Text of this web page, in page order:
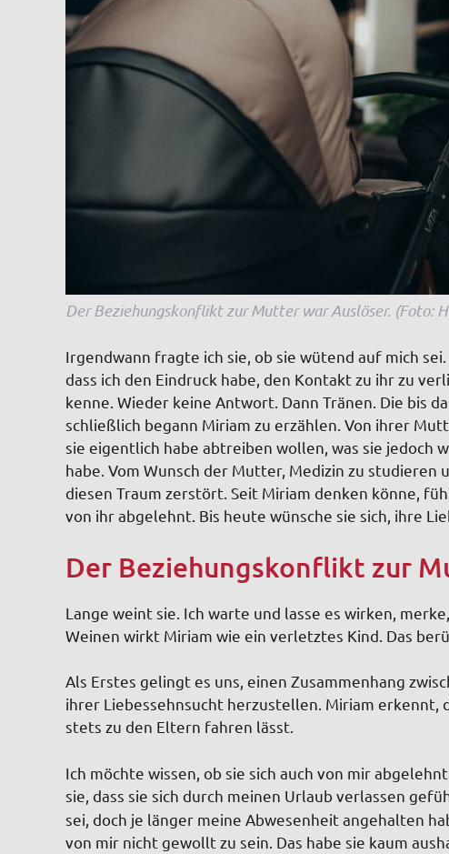
Der Beziehungskonflikt zur Mutter war Auslöser. (Foto:
Irgendwann fragte ich sie, ob sie wütend auf mich
dass ich den Eindruck habe, den Kontakt zu ihr zu
kenne. Wieder keine Antwort. Dann Tränen. Die bis
schließlich begann Miriam zu erzählen. Von ihrer
sie eigentlich habe abtreiben wollen, was sie jedoch
habe. Vom Wunsch der Mutter, Medizin zu studieren
diesen Traum zerstört. Seit Miriam denken könne,
von ihr abgelehnt. Bis heute wünsche sie sich, ihre
Der Beziehungskonflikt zur
Lange weint sie. Ich warte und lasse es wirken,
Weinen wirkt Miriam wie ein verletztes Kind. Das
Als Erstes gelingt es uns, einen Zusammenhang
ihrer Liebessehnsucht herzustellen. Miriam erkennt,
stets zu den Eltern fahren lässt.
Ich möchte wissen, ob sie sich auch von mir
sie, dass sie sich durch meinen Urlaub verlassen
sei, doch je länger meine Abwesenheit angehalten
von mir nicht gewollt zu sein. Das habe sie kaum